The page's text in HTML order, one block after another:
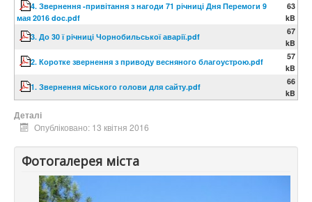
4. Звернення -привітання з нагоди 71 річниці Дня Перемоги 9
мая 2016 doc.pdf
63
kB
3. До 30 ї річниці Чорнобильської аварії.pdf
67
kB
2. Коротке звернення з приводу весняного благоустрою.pdf
57
kB
1. Звернення міського голови для сайту.pdf
66
kB
Деталі
Опубліковано: 13 квітня 2016
Фотогалерея міста